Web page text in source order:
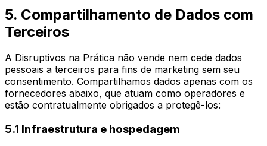
5. Compartilhamento de Dados com
Terceiros
A Disruptivos na Prática não vende nem cede dados
pessoais a terceiros para fins de marketing sem seu
consentimento. Compartilhamos dados apenas com os
fornecedores abaixo, que atuam como operadores e
estão contratualmente obrigados a protegê-los:
5.1 Infraestrutura e hospedagem